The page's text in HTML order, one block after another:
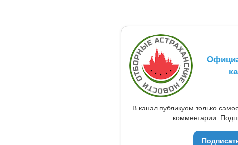
В канал публикуем только
комментарии.